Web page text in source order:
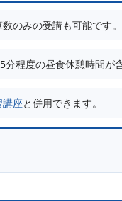
のみの受講も可能です。
程度の昼食休憩時間が
座と併用できます。